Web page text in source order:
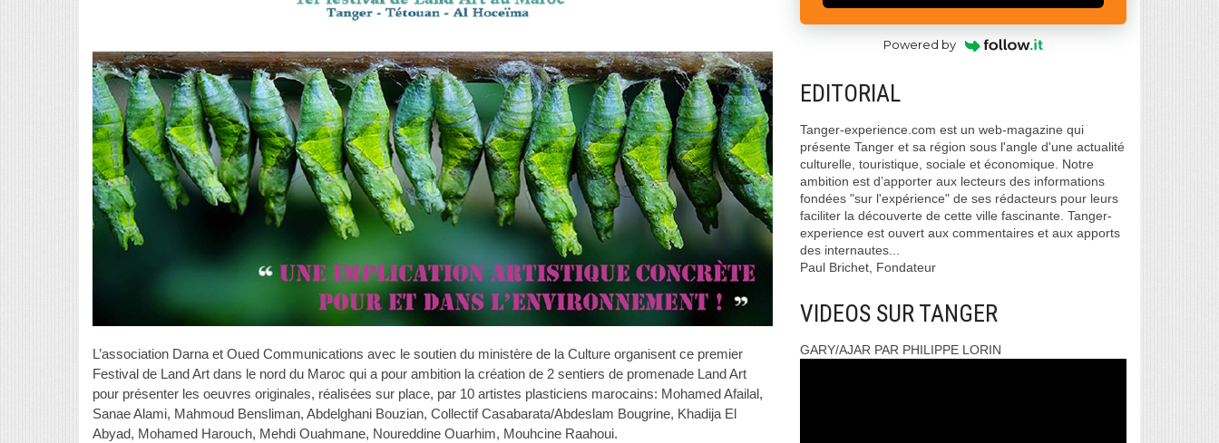
L’association Darna et Oued Communications avec le soutien du ministère de la Culture organisent ce premier
Festival de Land Art dans le nord du Maroc qui a pour ambition la création de 2 sentiers de promenade Land Art
pour présenter les oeuvres originales, réalisées sur place, par 10 artistes plasticiens marocains: Mohamed Afailal,
Sanae Alami, Mahmoud Bensliman, Abdelghani Bouzian, Collectif Casabarata/Abdeslam Bougrine, Khadija El
Abyad, Mohamed Harouch, Mehdi Ouahmane, Noureddine Ouarhim, Mouhcine Raahoui.
Powered by
EDITORIAL
Tanger-experience.com est un web-magazine qui
présente Tanger et sa région sous l'angle d'une actualité
culturelle, touristique, sociale et économique. Notre
ambition est d’apporter aux lecteurs des informations
fondées "sur l'expérience" de ses rédacteurs pour leurs
faciliter la découverte de cette ville fascinante. Tanger-
experience est ouvert aux commentaires et aux apports
des internautes...
Paul Brichet, Fondateur
VIDEOS SUR TANGER
GARY/AJAR PAR PHILIPPE LORIN